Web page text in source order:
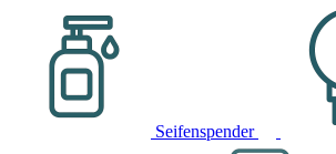
Seifenspender